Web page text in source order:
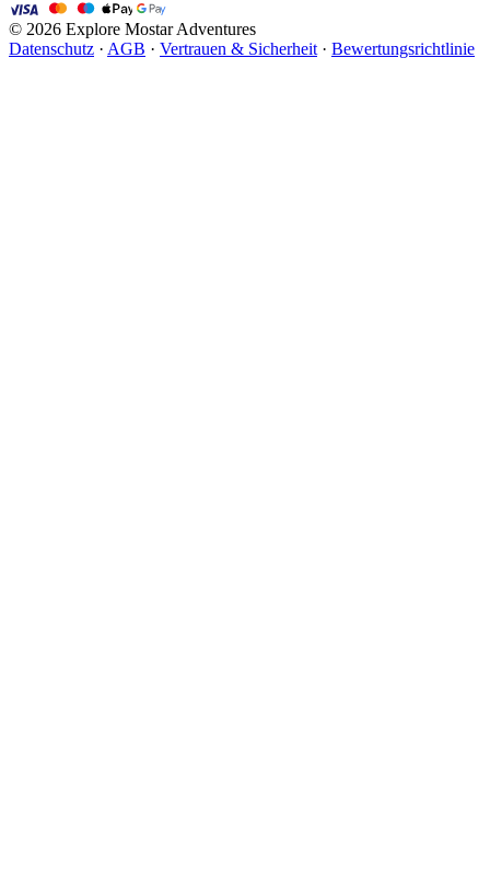
© 2026 Explore Mostar Adventures
Datenschutz · AGB · Vertrauen & Sicherheit · Bewertungsrichtlinie